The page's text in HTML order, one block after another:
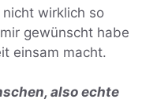
wirklich so
gewünscht habe
einsam macht.
also echte